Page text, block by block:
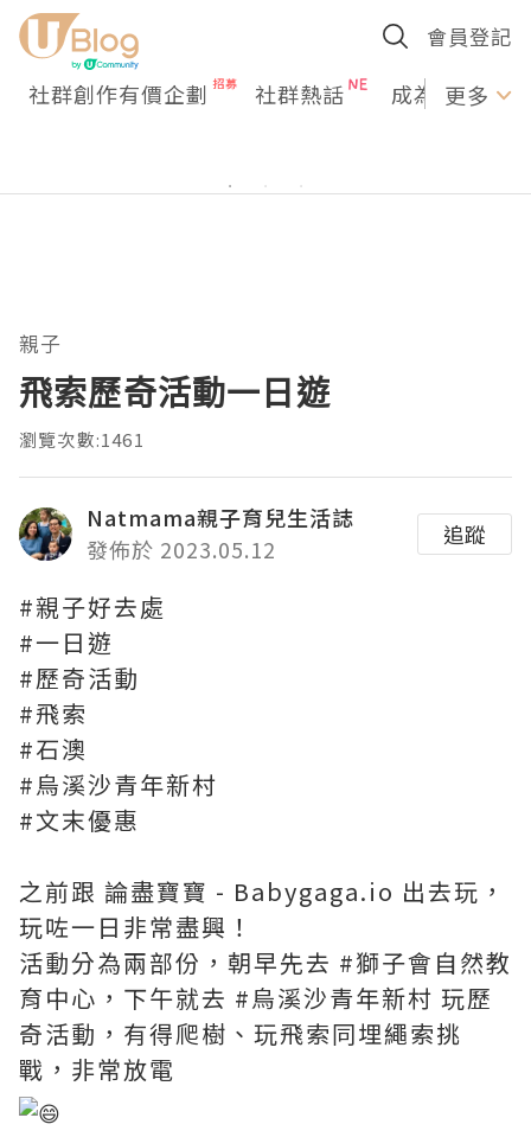
會員登記
社群創作有價企劃 社群熱話 成為U更多
親子
飛索歷奇活動一日遊
瀏覽次數:1461
Natmama親子育兒生活誌
發佈於 2023.05.12
追蹤
#親子好去處
#一日遊
#歷奇活動
#飛索
#石澳
#烏溪沙青年新村
#文末優惠
之前跟 論盡寶寶 - Babygaga.io 出去玩，
玩咗一日非常盡興！
活動分為兩部份，朝早先去 #獅子會自然教
育中心 ，下午就去 #烏溪沙青年新村 玩歷
奇活動，有得爬樹、玩飛索同埋繩索挑
戰，非常放電